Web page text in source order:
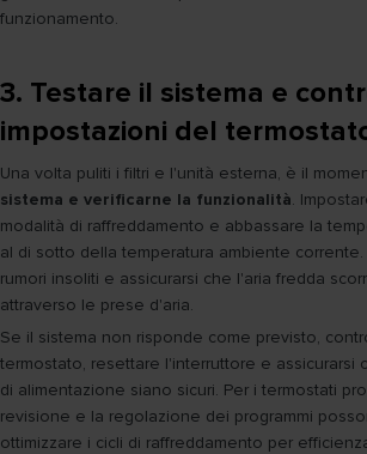
funzionamento.
3. Testare il sistema e
impostazioni del
Una volta puliti i filtri e l'unità esterna, è il
sistema e verificarne la funzionalità.
modalità di raffreddamento e abbassare la
al di sotto della temperatura ambiente
rumori insoliti e assicurarsi che l'aria fredda
attraverso le prese d'aria.
Se il sistema non risponde come previsto,
termostato, resettare l'interruttore e assicurarsi
di alimentazione siano sicuri. Per i termostati
revisione e la regolazione dei programmi
ottimizzare i cicli di raffreddamento per